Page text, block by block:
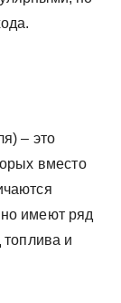
– это
вместо
имеют ряд
топлива и